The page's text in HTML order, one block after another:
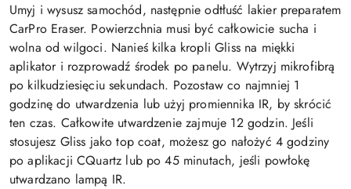
Umyj i wysusz samochód, następnie odtłuść lakier preparatem
CarPro Eraser. Powierzchnia musi być całkowicie sucha i
wolna od wilgoci. Nanieś kilka kropli Gliss na miękki
aplikator i rozprowadź środek po panelu. Wytrzyj mikrofibrą
po kilkudziesięciu sekundach. Pozostaw co najmniej 1
godzinę do utwardzenia lub użyj promiennika IR, by skrócić
ten czas. Całkowite utwardzenie zajmuje 12 godzin. Jeśli
stosujesz Gliss jako top coat, możesz go nałożyć 4 godziny
po aplikacji CQuartz lub po 45 minutach, jeśli powłokę
utwardzano lampą IR.